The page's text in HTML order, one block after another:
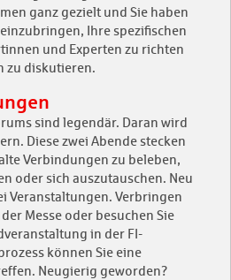
ganz gezielt und Sie haben
Ihre spezifischen
und Experten zu richten
zu diskutieren.
sind legendär. Daran wird
Diese zwei Abende stecken
Verbindungen zu beleben,
oder sich auszutauschen. Neu
Veranstaltungen. Verbringen
Messe oder besuchen Sie
in der FI-
können Sie eine
Neugierig geworden?